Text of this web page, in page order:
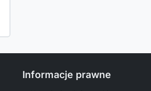
Informacje prawne